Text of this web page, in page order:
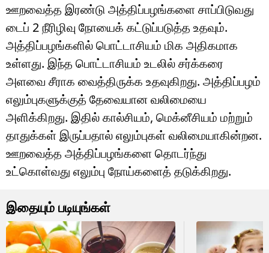
ஊறவைத்த இரண்டு அத்திப்பழங்களை சாப்பிடுவது
டைப் 2 நீரிழிவு நோயைக் கட்டுப்படுத்த உதவும்.
அத்திப்பழங்களில் பொட்டாசியம் மிக அதிகமாக
உள்ளது. இந்த பொட்டாசியம் உடலில் சர்க்கரை
அளவை சீராக வைத்திருக்க உதவுகிறது. அத்திப்பழம்
எலும்புகளுக்குத் தேவையான வலிமையை
அளிக்கிறது. இதில் கால்சியம், மெக்னீசியம் மற்றும்
தாதுக்கள் இருப்பதால் எலும்புகள் வலிமையாகின்றன.
ஊறவைத்த அத்திப்பழங்களை தொடர்ந்து
உட்கொள்வது எலும்பு நோய்களைத் தடுக்கிறது.
இதையும் படியுங்கள்